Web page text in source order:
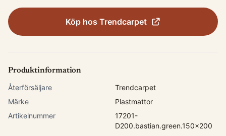
Köp hos Trendcarpet
Produktinformation
Återförsäljare
Trendcarpet
Märke
Plastmattor
Artikelnummer
17201-
D200.bastian.green.150x200